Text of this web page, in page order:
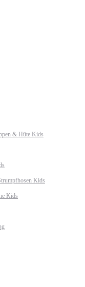
& Hüte Kids
Kids
Kids